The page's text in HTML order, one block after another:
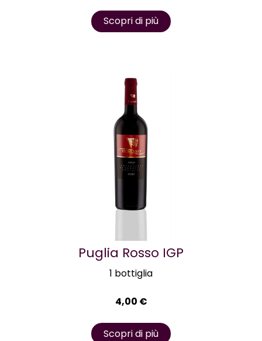
Scopri di più
Puglia Rosso IGP
1 bottiglia
4,00 €
Scopri di più